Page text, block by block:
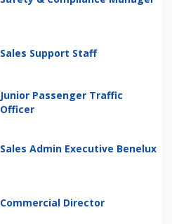
Sales Support Staff
Junior Passenger Traffic
Officer
Sales Admin Executive Benelux
Commercial Director